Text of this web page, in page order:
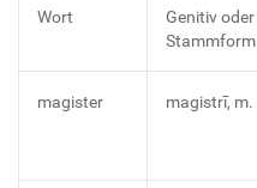
Wort
Genitiv oder
Stammform
magister magistrī, m.